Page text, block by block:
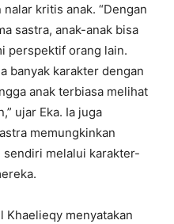
kritis anak. “Dengan
sastra, anak-anak bisa
perspektif orang lain.
banyak karakter dengan
anak terbiasa melihat
ujar Eka. Ia juga
memungkinkan
melalui karakter-
Khaelieqy menyatakan